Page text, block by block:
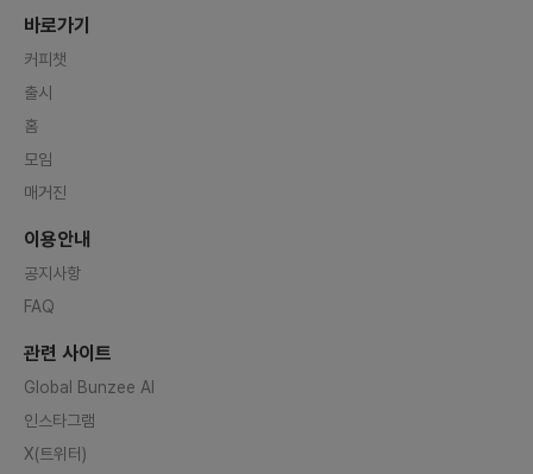
바로가기
커피챗
출시
홈
모임
매거진
이용안내
공지사항
FAQ
관련 사이트
Global Bunzee AI
인스타그램
X(트위터)